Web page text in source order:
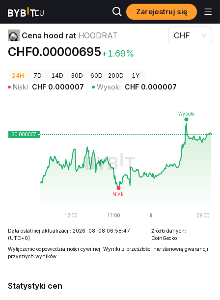
Zarejestruj się
Ceny kryptowalut Cena hood rat HOODRAT
Cena hood rat HOODRAT
CHF0.00000695+1.69%
CHF
24H 7D 14D 30D 60D 200D 1Y
Niski CHF 0.000007 Wysoki CHF 0.000007
Data ostatniej aktualizacji: 2026-08-08 06:58:47
(UTC+0)
Źródło danych:
CoinGecko
Wyłączenie odpowiedzialności cywilnej: Wyniki z przeszłości nie stanowią gwarancji
przyszłych wyników.
Statystyki cen